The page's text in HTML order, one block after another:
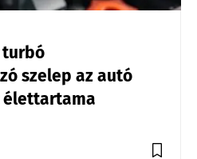
szelep az autó